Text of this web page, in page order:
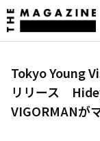
Tokyo Young
リリース
VIGORMANが